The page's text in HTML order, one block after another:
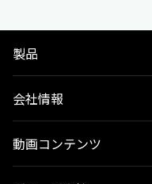
製品
会社情報
動画コンテンツ